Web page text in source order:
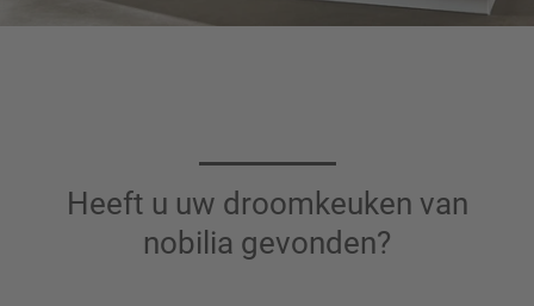
Heeft u uw droomkeuken van
nobilia gevonden?